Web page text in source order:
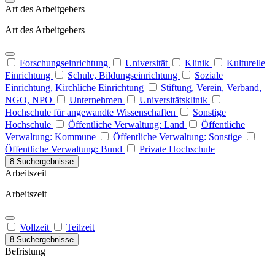
Art des Arbeitgebers
Art des Arbeitgebers
Forschungseinrichtung Universität Klinik
Kulturelle
Einrichtung
Schule, Bildungseinrichtung
Soziale
Einrichtung, Kirchliche Einrichtung
Stiftung, Verein, Verband,
NGO, NPO
Unternehmen
Universitätsklinik
Hochschule für angewandte Wissenschaften
Sonstige
Hochschule
Öffentliche Verwaltung: Land
Öffentliche
Verwaltung: Kommune
Öffentliche Verwaltung: Sonstige
Öffentliche Verwaltung: Bund
Private Hochschule
8 Suchergebnisse
Arbeitszeit
Arbeitszeit
Vollzeit Teilzeit
8 Suchergebnisse
Befristung